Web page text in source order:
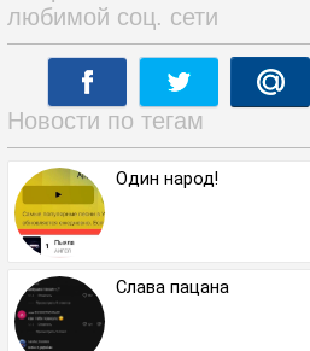
любимой соц. сети
Новости по тегам
Один народ!
Слава пацана